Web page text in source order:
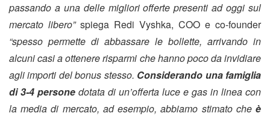
passando a una delle migliori offerte presenti ad oggi sul
mercato libero” spiega Redi Vyshka, COO e co-founder
“spesso permette di abbassare le bollette, arrivando in
alcuni casi a ottenere risparmi che hanno poco da invidiare
agli importi del bonus stesso. Considerando una famiglia
di 3-4 persone dotata di un’offerta luce e gas in linea con
la media di mercato, ad esempio, abbiamo stimato che è